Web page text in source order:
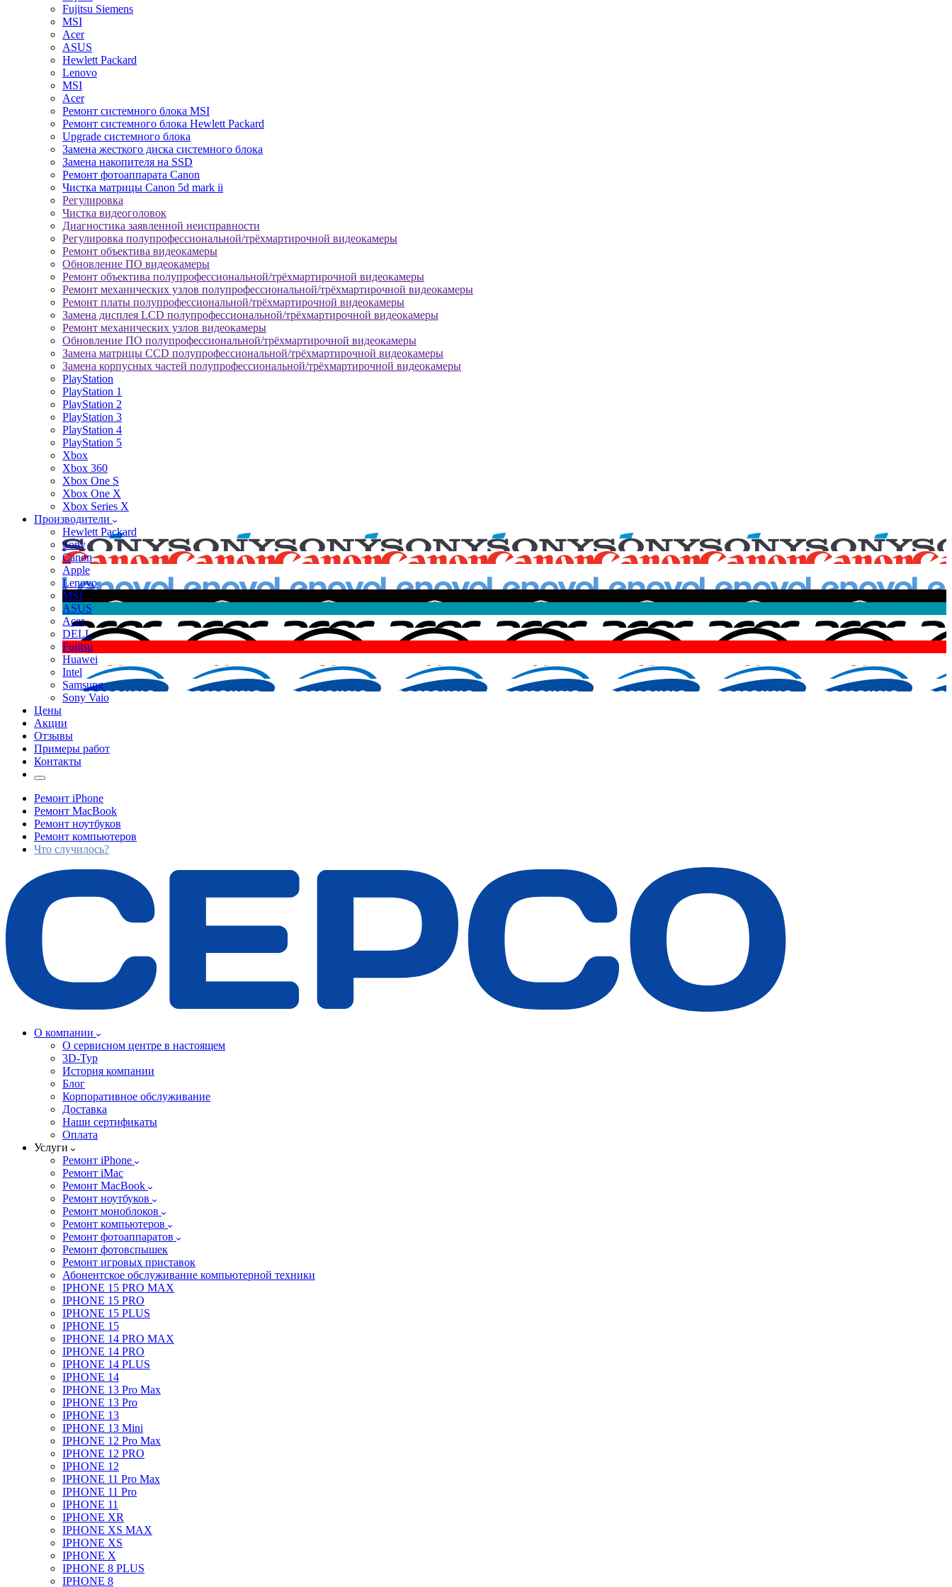
Fujitsu Siemens
MSI
Acer
ASUS
Hewlett Packard
Lenovo
MSI
Acer
Ремонт системного блока MSI
Ремонт системного блока Hewlett Packard
Upgrade системного блока
Замена жесткого диска системного блока
Замена накопителя на SSD
Ремонт фотоаппарата Canon
Чистка матрицы Canon 5d mark ii
Регулировка
Чистка видеоголовок
Диагностика заявленной неисправности
Регулировка полупрофессиональной/трёхмартирочной видеокамеры
Ремонт объектива видеокамеры
Обновление ПО видеокамеры
Ремонт объектива полупрофессиональной/трёхмартирочной видеокамеры
Ремонт механических узлов полупрофессиональной/трёхмартирочной видеокамеры
Ремонт платы полупрофессиональной/трёхмартирочной видеокамеры
Замена дисплея LCD полупрофессиональной/трёхмартирочной видеокамеры
Ремонт механических узлов видеокамеры
Обновление ПО полупрофессиональной/трёхмартирочной видеокамеры
Замена матрицы CCD полупрофессиональной/трёхмартирочной видеокамеры
Замена корпусных частей полупрофессиональной/трёхмартирочной видеокамеры
PlayStation
PlayStation 1
PlayStation 2
PlayStation 3
PlayStation 4
PlayStation 5
Xbox
Xbox 360
Xbox One S
Xbox One X
Xbox Series X
Производители
Hewlett Packard
Sony
Canon
Apple
Lenovo
MSI
ASUS
Acer
DELL
Fujitsu
Huawei
Intel
Samsung
Sony Vaio
Цены
Акции
Отзывы
Примеры работ
Контакты
Ремонт iPhone
Ремонт MacBook
Ремонт ноутбуков
Ремонт компьютеров
Что случилось?
О компании
О сервисном центре в настоящем
3D-Тур
История компании
Блог
Корпоративное обслуживание
Доставка
Наши сертификаты
Оплата
Услуги
Ремонт iPhone
Ремонт iMac
Ремонт MacBook
Ремонт ноутбуков
Ремонт моноблоков
Ремонт компьютеров
Ремонт фотоаппаратов
Ремонт фотовспышек
Ремонт игровых приставок
Абонентское обслуживание компьютерной техники
IPHONE 15 PRO MAX
IPHONE 15 PRO
IPHONE 15 PLUS
IPHONE 15
IPHONE 14 PRO MAX
IPHONE 14 PRO
IPHONE 14 PLUS
IPHONE 14
IPHONE 13 Pro Max
IPHONE 13 Pro
IPHONE 13
IPHONE 13 Mini
IPHONE 12 Pro Max
IPHONE 12 PRO
IPHONE 12
IPHONE 11 Pro Max
IPHONE 11 Pro
IPHONE 11
IPHONE XR
IPHONE XS MAX
IPHONE XS
IPHONE X
IPHONE 8 PLUS
IPHONE 8